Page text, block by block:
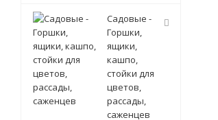
Садовые -
Горшки,
ящики,
кашпо,
стойки для
цветов,
рассады,
саженцев